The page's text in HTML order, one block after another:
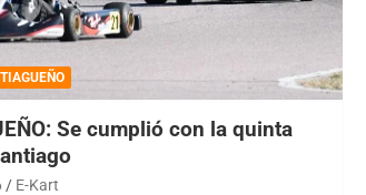
Se cumplió con la quinta
E-Kart